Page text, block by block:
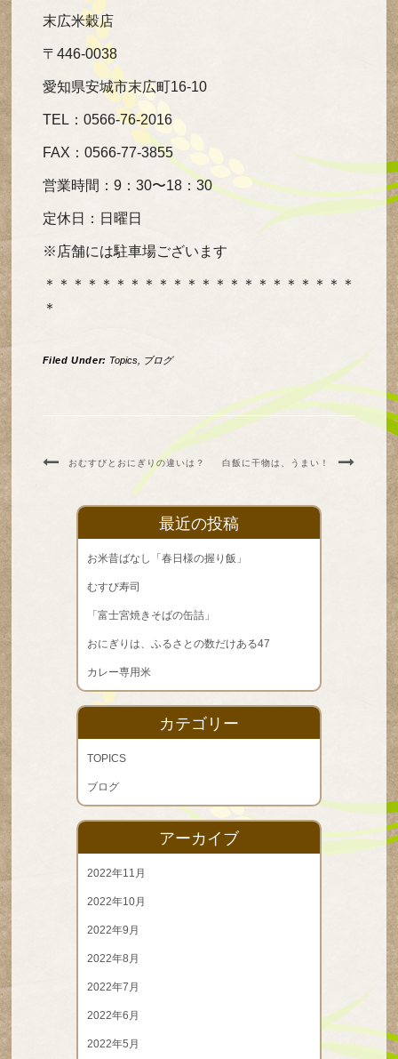
末広米穀店
〒446-0038
愛知県安城市末広町16-10
TEL：0566-76-2016
FAX：0566-77-3855
営業時間：9：30〜18：30
定休日：日曜日
※店舗には駐車場ございます
＊＊＊＊＊＊＊＊＊＊＊＊＊＊＊＊＊＊＊＊＊＊
＊
Filed Under: Topics ブログ
おむすびとおにぎりの違いは？ 白飯に干物は、うまい！
最近の投稿
お米昔ばなし「春日様の握り飯」
むすび寿司
「富士宮焼きそばの缶詰」
おにぎりは、ふるさとの数だけある47
カレー専用米
カテゴリー
TOPICS
ブログ
アーカイブ
2022年11月
2022年10月
2022年9月
2022年8月
2022年7月
2022年6月
2022年5月